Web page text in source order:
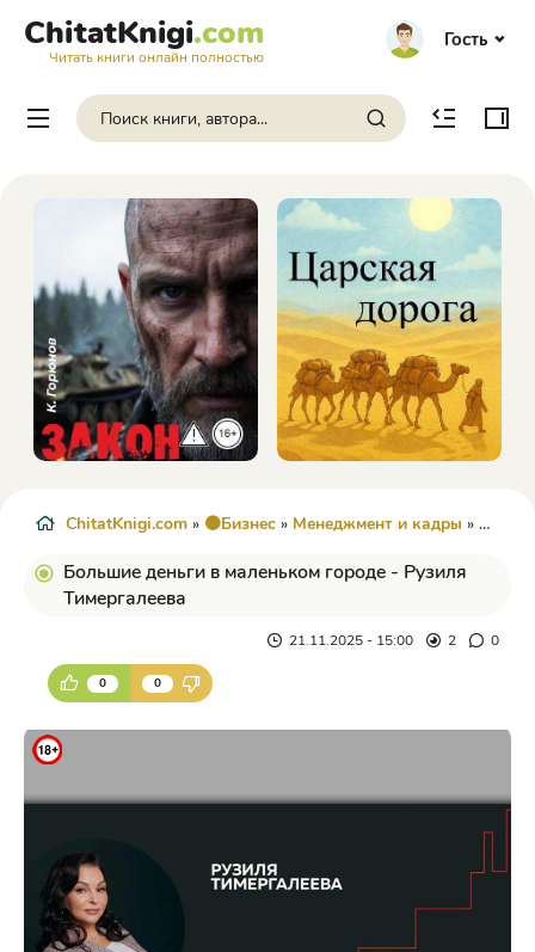
ChitatKnigi.com
Читать книги онлайн полностью
Гость
ChitatKnigi.com » 🟠Бизнес » Менеджмент и кадры » Большие деньги в маленьком городе - Рузиля Тимергалеева
Большие деньги в маленьком городе - Рузиля
Тимергалеева
21.11.2025 - 15:00 2 0
0 0